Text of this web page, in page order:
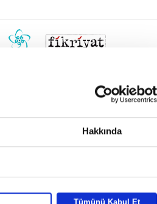
Hakkında
Tümünü Kabul Et